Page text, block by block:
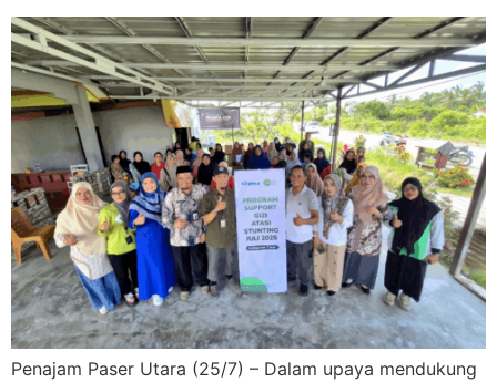
Penajam Paser Utara (25/7) – Dalam upaya mendukung